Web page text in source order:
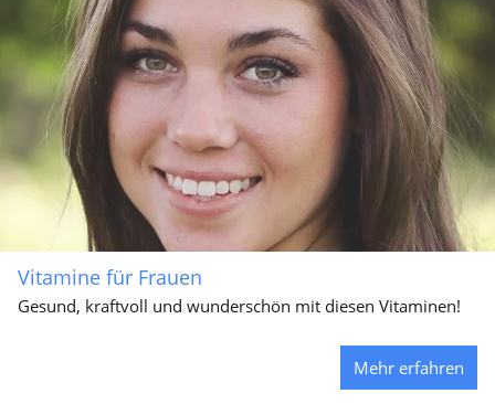
Vitamine für Frauen
Gesund, kraftvoll und wunderschön mit diesen Vitaminen!
Mehr erfahren